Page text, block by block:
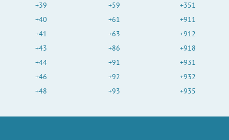
+39
+40
+41
+43
+44
+46
+48
+59
+61
+63
+86
+91
+92
+93
+351
+911
+912
+918
+931
+932
+935